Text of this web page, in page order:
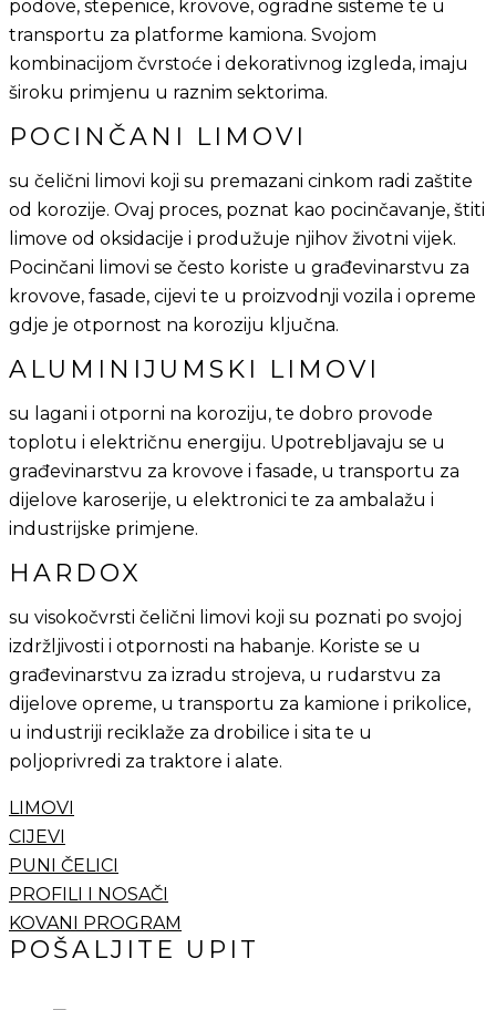
podove, stepenice, krovove, ogradne sisteme te u
transportu za platforme kamiona. Svojom
kombinacijom čvrstoće i dekorativnog izgleda, imaju
široku primjenu u raznim sektorima.
POCINČANI LIMOVI
su čelični limovi koji su premazani cinkom radi zaštite
od korozije. Ovaj proces, poznat kao pocinčavanje, štiti
limove od oksidacije i produžuje njihov životni vijek.
Pocinčani limovi se često koriste u građevinarstvu za
krovove, fasade, cijevi te u proizvodnji vozila i opreme
gdje je otpornost na koroziju ključna.
ALUMINIJUMSKI LIMOVI
su lagani i otporni na koroziju, te dobro provode
toplotu i električnu energiju. Upotrebljavaju se u
građevinarstvu za krovove i fasade, u transportu za
dijelove karoserije, u elektronici te za ambalažu i
industrijske primjene.
HARDOX
su visokočvrsti čelični limovi koji su poznati po svojoj
izdržljivosti i otpornosti na habanje. Koriste se u
građevinarstvu za izradu strojeva, u rudarstvu za
dijelove opreme, u transportu za kamione i prikolice,
u industriji reciklaže za drobilice i sita te u
poljoprivredi za traktore i alate.
LIMOVI
CIJEVI
PUNI ČELICI
PROFILI I NOSAČI
KOVANI PROGRAM
POŠALJITE UPIT